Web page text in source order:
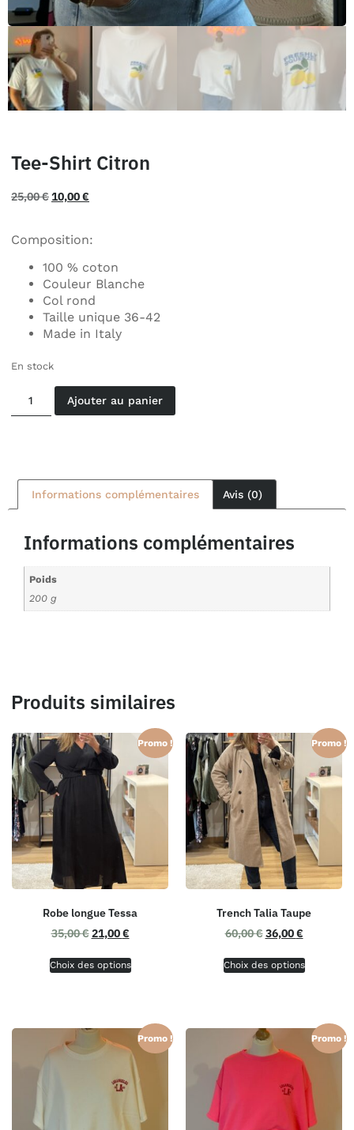
Tee-Shirt Citron
25,00€10,00€
Composition:
100 % coton
Couleur Blanche
Col rond
Taille unique 36-42
Made in Italy
En stock
Ajouter au panier
Informations complémentaires Avis (0)
Informations complémentaires
Poids
200 g
Produits similaires
Promo !
Robe longue Tessa
35,00€21,00€
Choix des options
Promo !
Trench Talia Taupe
60,00€36,00€
Choix des options
Promo ! Promo !